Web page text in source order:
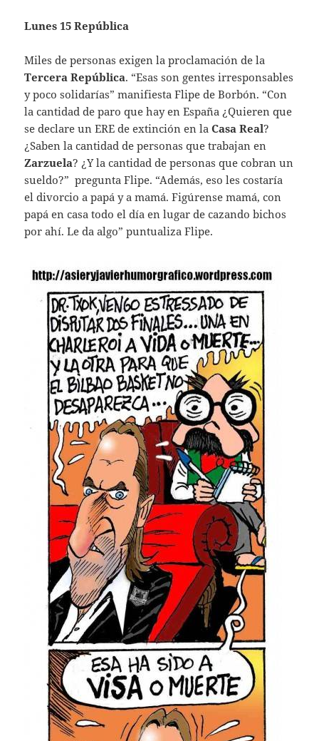
Lunes 15 República
Miles de personas exigen la proclamación de la
Tercera República. “Esas son gentes irresponsables
y poco solidarías” manifiesta Flipe de Borbón. “Con
la cantidad de paro que hay en España ¿Quieren que
se declare un ERE de extinción en laCasa Real?
¿Saben la cantidad de personas que trabajan en
Zarzuela? ¿Y la cantidad de personas que cobran un
sueldo?” pregunta Flipe. “Además, eso les costaría
el divorcio a papá y a mamá. Figúrense mamá, con
papá en casa todo el día en lugar de cazando bichos
por ahí. Le da algo” puntualiza Flipe.